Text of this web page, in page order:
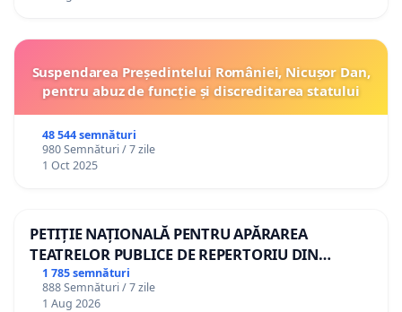
Suspendarea Președintelui României, Nicușor Dan,
pentru abuz de funcție și discreditarea statului
48 544 semnături
980 Semnături / 7 zile
1 Oct 2025
PETIȚIE NAȚIONALĂ PENTRU APĂRAREA
TEATRELOR PUBLICE DE REPERTORIU DIN
ROMÂNIA
1 785 semnături
888 Semnături / 7 zile
1 Aug 2026